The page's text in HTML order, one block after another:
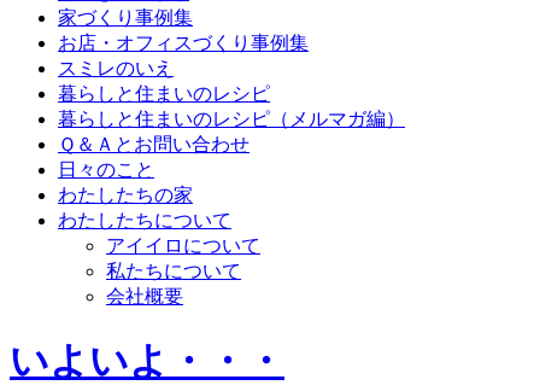
家づくり事例集
お店・オフィスづくり事例集
スミレのいえ
暮らしと住まいのレシピ
暮らしと住まいのレシピ（メルマガ編）
Ｑ＆Ａとお問い合わせ
日々のこと
わたしたちの家
わたしたちについて
アイイロについて
私たちについて
会社概要
いよいよ・・・